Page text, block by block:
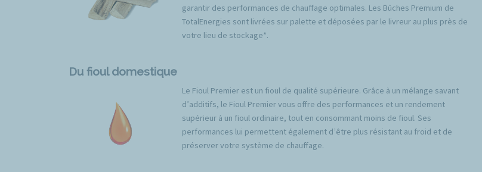
garantir des performances de chauffage optimales. Les Bûches Premium de
TotalEnergies sont livrées sur palette et déposées par le livreur au plus près de
votre lieu de stockage*.
Du fioul domestique
Le Fioul Premier est un fioul de qualité supérieure. Grâce à un mélange savant
d’additifs, le Fioul Premier vous offre des performances et un rendement
supérieur à un fioul ordinaire, tout en consommant moins de fioul. Ses
performances lui permettent également d’être plus résistant au froid et de
préserver votre système de chauffage.